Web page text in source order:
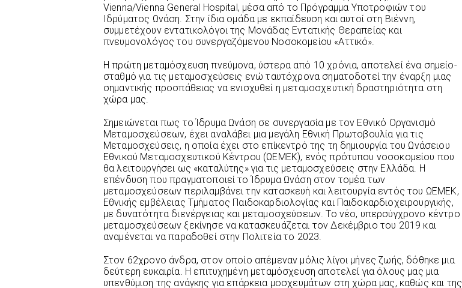
Vienna/Vienna General Hospital, μέσα από το Πρόγραμμα Υποτροφιών του
Ιδρύματος Ωνάση. Στην ίδια ομάδα με εκπαίδευση και αυτοί στη Βιέννη,
συμμετέχουν εντατικολόγοι της Μονάδας Εντατικής Θεραπείας και
πνευμονολόγος του συνεργαζόμενου Νοσοκομείου «Αττικό».
Η πρώτη μεταμόσχευση πνεύμονα, ύστερα από 10 χρόνια, αποτελεί ένα σημείο-
σταθμό για τις μεταμοσχεύσεις ενώ ταυτόχρονα σηματοδοτεί την έναρξη μιας
σημαντικής προσπάθειας να ενισχυθεί η μεταμοσχευτική δραστηριότητα στη
χώρα μας.
Σημειώνεται πως το Ίδρυμα Ωνάση σε συνεργασία με τον Εθνικό Οργανισμό
Μεταμοσχεύσεων, έχει αναλάβει μια μεγάλη Εθνική Πρωτοβουλία για τις
Μεταμοσχεύσεις, η οποία έχει στο επίκεντρό της τη δημιουργία του Ωνάσειου
Εθνικού Μεταμοσχευτικού Κέντρου (ΩΕΜΕΚ), ενός πρότυπου νοσοκομείου που
θα λειτουργήσει ως «καταλύτης» για τις μεταμοσχεύσεις στην Ελλάδα. Η
επένδυση που πραγματοποιεί το Ίδρυμα Ωνάση στον τομέα των
μεταμοσχεύσεων περιλαμβάνει την κατασκευή και λειτουργία εντός του ΩΕΜΕΚ,
Εθνικής εμβέλειας Τμήματος Παιδοκαρδιολογίας και Παιδοκαρδιοχειρουργικής,
με δυνατότητα διενέργειας και μεταμοσχεύσεων. Το νέο, υπερσύγχρονο κέντρο
μεταμοσχεύσεων ξεκίνησε να κατασκευάζεται τον Δεκέμβριο του 2019 και
αναμένεται να παραδοθεί στην Πολιτεία το 2023.
Στον 62χρονο άνδρα, στον οποίο απέμεναν μόλις λίγοι μήνες ζωής, δόθηκε μια
δεύτερη ευκαιρία. Η επιτυχημένη μεταμόσχευση αποτελεί για όλους μας μια
υπενθύμιση της ανάγκης για επάρκεια μοσχευμάτων στη χώρα μας, καθώς και της